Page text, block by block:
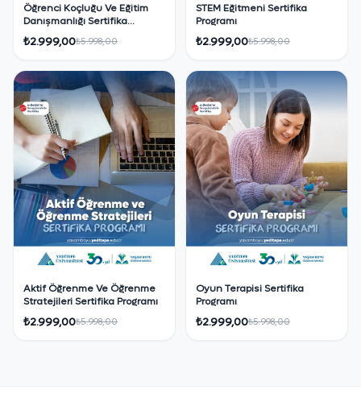
Öğrenci Koçluğu Ve Eğitim
Danışmanlığı Sertifika
Programı
₺2.999,00₺5.998,00
STEM Eğitmeni Sertifika
Programı
₺2.999,00₺5.998,00
Aktif Öğrenme Ve Öğrenme
Stratejileri Sertifika Programı
₺2.999,00₺5.998,00
Oyun Terapisi Sertifika
Programı
₺2.999,00₺5.998,00